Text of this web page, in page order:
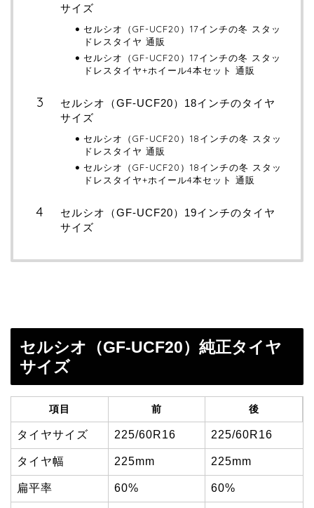
サイズ
セルシオ（GF-UCF20）17インチの冬 スタッ
ドレスタイヤ 通販
セルシオ（GF-UCF20）17インチの冬 スタッ
ドレスタイヤ+ホイール4本セット 通販
セルシオ（GF-UCF20）18インチのタイヤ
サイズ
セルシオ（GF-UCF20）18インチの冬 スタッ
ドレスタイヤ 通販
セルシオ（GF-UCF20）18インチの冬 スタッ
ドレスタイヤ+ホイール4本セット 通販
セルシオ（GF-UCF20）19インチのタイヤ
サイズ
セルシオ（GF-UCF20）純正タイヤ
サイズ
項目 前 後
タイヤサイズ 225/60R16 225/60R16
タイヤ幅 225mm 225mm
扁平率 60% 60%